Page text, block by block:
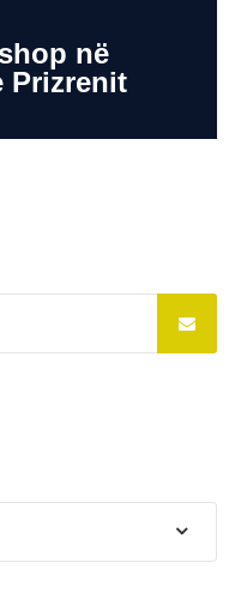
në
Prizrenit